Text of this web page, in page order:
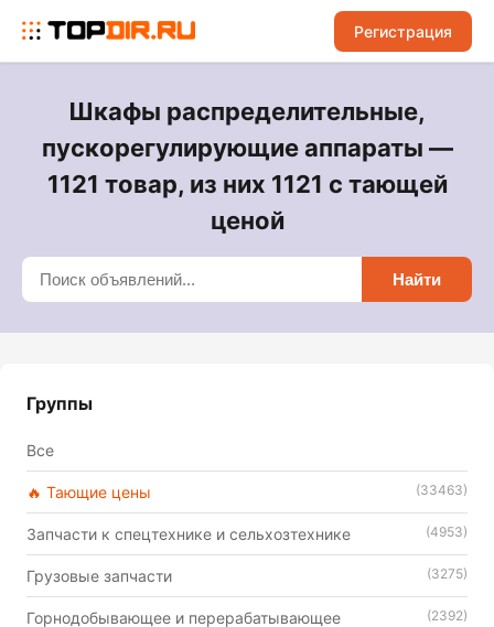
Регистрация
Шкафы распределительные,
пускорегулирующие аппараты —
1121 товар, из них 1121 с тающей
ценой
Найти
Группы
Все
🔥 Тающие цены (33463)
Запчасти к спецтехнике и сельхозтехнике (4953)
Грузовые запчасти (3275)
Горнодобывающее и перерабатывающее
(2392)